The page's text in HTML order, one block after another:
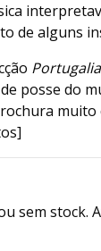
de alguns
posse do
muito
sem stock.